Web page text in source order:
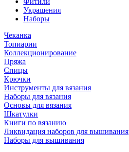
Украшения
Наборы
Чеканка
Топиарии
Коллекционирование
Пряжа
Спицы
Крючки
Инструменты для вязания
Наборы для вязания
Основы для вязания
Шкатулки
Книги по вязанию
Ликвидация наборов для вышивания
Наборы для вышивания